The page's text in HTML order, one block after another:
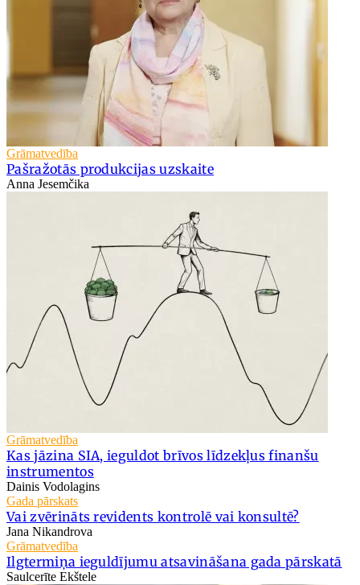
Grāmatvedība
Pašražotās produkcijas uzskaite
Anna Jesemčika
Grāmatvedība
Kas jāzina SIA, ieguldot brīvos līdzekļus finanšu
instrumentos
Dainis Vodolagins
Gada pārskats
Vai zvērināts revidents kontrolē vai konsultē?
Jana Nikandrova
Grāmatvedība
Ilgtermiņa ieguldījumu atsavināšana gada pārskatā
Saulcerīte Ekštele